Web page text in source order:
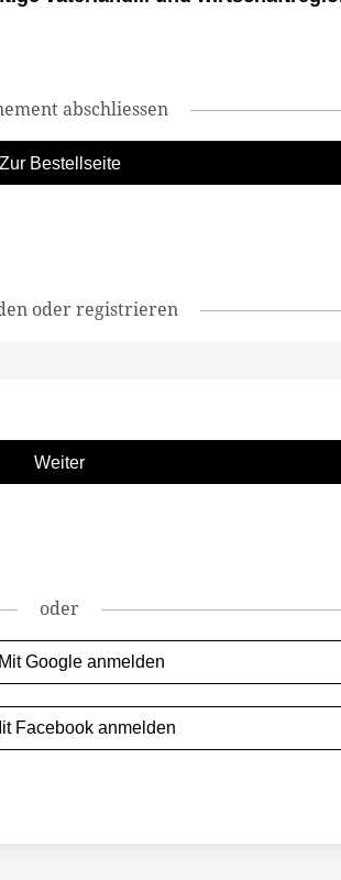
abschliessen
Zur Bestellseite
oder registrieren
oder
Mit Google anmelden
Facebook anmelden